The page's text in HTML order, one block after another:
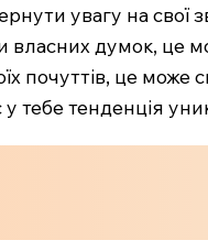
увагу на
думок, це
почуттів, це
тебе тенденція